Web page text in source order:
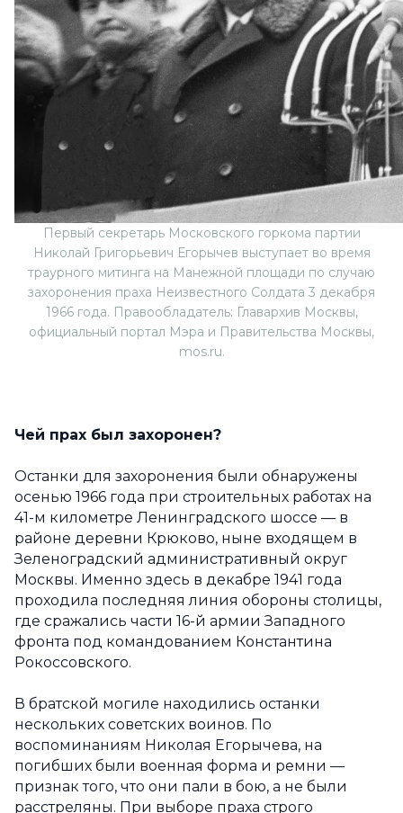
Первый секретарь Московского горкома партии
Николай Григорьевич Егорычев выступает во время
траурного митинга на Манежной площади по случаю
захоронения праха Неизвестного Солдата 3 декабря
1966 года. Правообладатель: Главархив Москвы,
официальный портал Мэра и Правительства Москвы,
mos.ru.
Чей прах был захоронен?
Останки для захоронения были обнаружены
осенью 1966 года при строительных работах на
41-м километре Ленинградского шоссе — в
районе деревни Крюково, ныне входящем в
Зеленоградский административный округ
Москвы. Именно здесь в декабре 1941 года
проходила последняя линия обороны столицы,
где сражались части 16-й армии Западного
фронта под командованием Константина
Рокоссовского.
В братской могиле находились останки
нескольких советских воинов. По
воспоминаниям Николая Егорычева, на
погибших были военная форма и ремни —
признак того, что они пали в бою, а не были
расстреляны. При выборе праха строго